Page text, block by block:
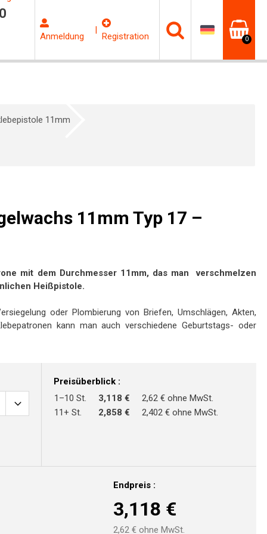
Anmeldung
|
Registration 0
11mm
11mm Typ 17 –
mit dem Durchmesser 11mm, das man verschmelzen
Heißpistole.
oder Plombierung von Briefen, Umschlägen, Akten,
kann man auch verschiedene Geburtstags- oder
Preisüberblick :
1–10 St.
3,118 €
2,62 € ohne MwSt.
11+ St.
2,858 € 2,402 € ohne MwSt.
Endpreis :
3,118 €
2,62€ ohne MwSt.